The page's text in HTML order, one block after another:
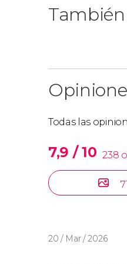
Todas las
7,9 / 10 238
20 / Mar / 2026